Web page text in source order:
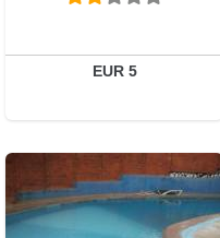
EUR 5
0 avis